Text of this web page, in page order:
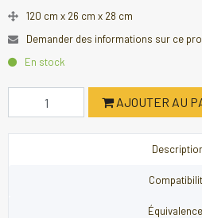
120 cm x 26 cm x 28 cm
Demander des informations sur ce
En stock
AJOUTER AU